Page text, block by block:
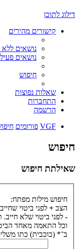
דילוג לתוכן
קישורים מהירים
נושאים ללא
נושאים
חיפוש
שאלות נפוצות
התחברות
הרשמה
VGF פורומים
חיפוש
שאילתת חיפוש
חיפוש מילות מפתח:
הצב + לפני ביטוי
- לפני ביטוי שלא
וכל התאמה מאחד
ב־* (כוכבית) כתו